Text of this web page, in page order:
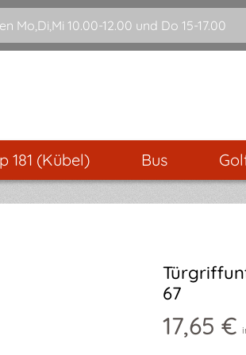
Mo,Di,Mi 10.00-12.00 und Do 15-17.00
181 (Kübel) Bus
67
17,65 €